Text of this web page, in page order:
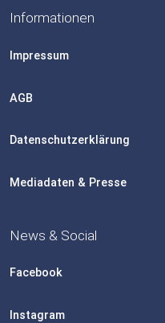
Informationen
Impressum
AGB
Datenschutzerklärung
Mediadaten & Presse
News & Social
Facebook
Instagram